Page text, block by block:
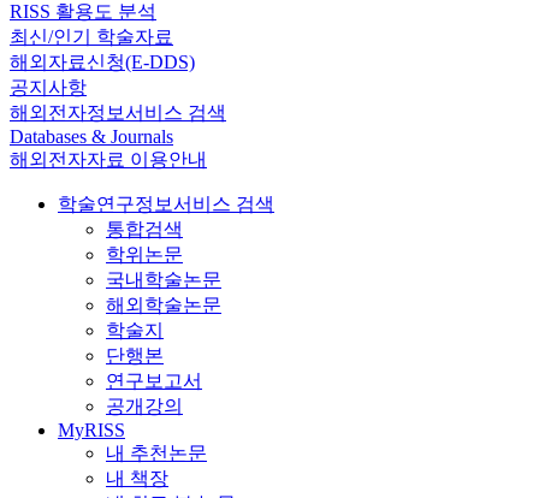
RISS 활용도 분석
최신/인기 학술자료
해외자료신청(E-DDS)
공지사항
해외전자정보서비스 검색
Databases & Journals
해외전자자료 이용안내
학술연구정보서비스 검색
통합검색
학위논문
국내학술논문
해외학술논문
학술지
단행본
연구보고서
공개강의
MyRISS
내 추천논문
내 책장